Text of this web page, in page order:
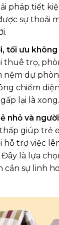
pháp tiết
sự thoải
tối ưu không
thuê trọ,
nệm dự
chiếm
lại là xong.
nhỏ và
giúp trẻ
hỗ trợ việc
Đây là lựa
cần sự linh